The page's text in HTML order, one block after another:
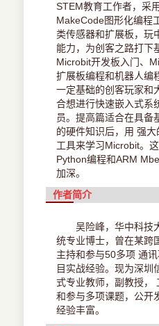
STEM教育工作者，采
MakeCode图形化编程
类传感器和扩展板，玩
能力，为创客之路打下
Microbit开发板入门、
扩展板编程和机器人
一定基础的创客玩家和
合想进行快速嵌入式系
员。提高篇适合在具备
的硬件知识后，用 强
工具来学习Microbit。
Python编程和ARM
加深。
作者简介
吴险峰，华中科技
统专业博士，曾在某跨
主持和参与50多项 通
目实战经验。现为深圳
式专业教师，副教授，
和参与多项课题，公开
经验丰富。